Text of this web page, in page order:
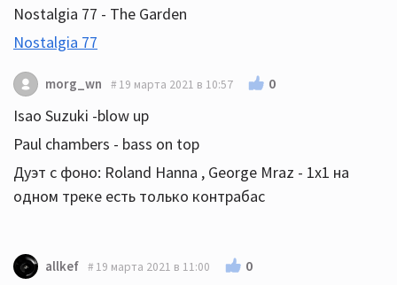
Nostalgia 77 - The Garden
Nostalgia 77
morg_wn 19 марта 2021 в 10:57 0
Isao Suzuki -blow up
Paul chambers - bass on top
Дуэт с фоно: Roland Hanna , George Mraz - 1x1 на
одном треке есть только контрабас
allkef 19 марта 2021 в 11:00 0